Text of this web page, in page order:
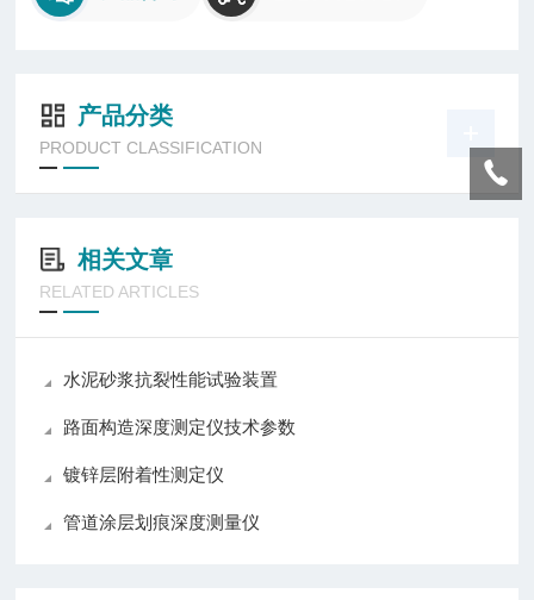
本方法适用于测试新拌自密实混凝土抗离析性能。自密实混凝土
产品分类
PRODUCT CLASSIFICATION
相关文章
RELATED ARTICLES
水泥砂浆抗裂性能试验装置
路面构造深度测定仪技术参数
镀锌层附着性测定仪
管道涂层划痕深度测量仪